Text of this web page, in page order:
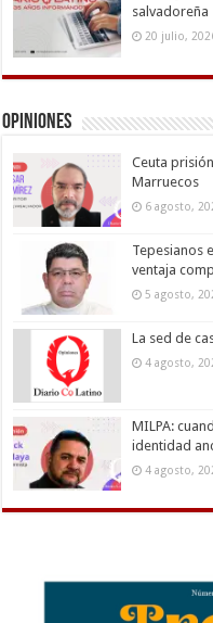
salvadoreña
20 julio,
Opiniones
Ceuta
Marruecos
6 agosto,
Tepesianos
ventaja
5 agosto,
La sed de
4 agosto,
MILPA:
identidad
4 agosto,